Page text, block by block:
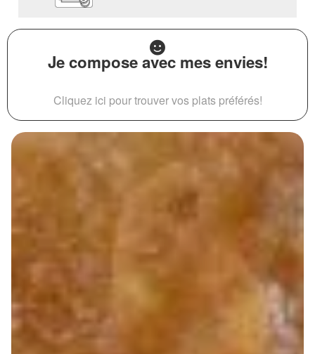
Je compose avec mes envies!
Cliquez ici pour trouver vos plats préférés!